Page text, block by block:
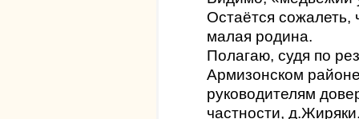
Остаётся сожалеть,
малая родина.
Полагаю, судя по
Армизонском
руководителям
частности,